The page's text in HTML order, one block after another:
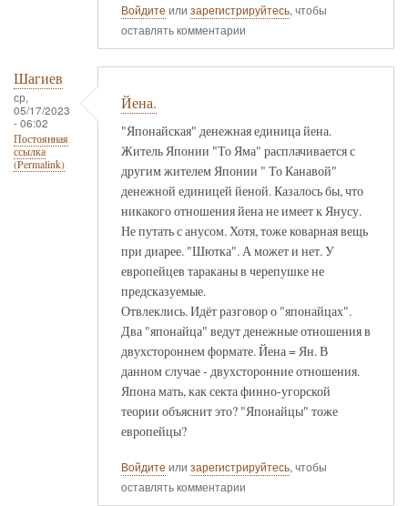
Войдите или зарегистрируйтесь, чтобы
оставлять комментарии
Шагиев
ср,
05/17/2023
- 06:02
Постоянная
ссылка
(Permalink)
Йена.
"Японайская" денежная единица йена.
Житель Японии "То Яма" расплачивается с
другим жителем Японии " То Канавой"
денежной единицей йеной. Казалось бы, что
никакого отношения йена не имеет к Янусу.
Не путать с анусом. Хотя, тоже коварная вещь
при диарее. "Шютка". А может и нет. У
европейцев тараканы в черепушке не
предсказуемые.
Отвлеклись. Идёт разговор о "японайцах".
Два "японайца" ведут денежные отношения в
двухстороннем формате. Йена = Ян. В
данном случае - двухсторонние отношения.
Япона мать, как секта финно-угорской
теории объяснит это? "Японайцы" тоже
европейцы?
Войдите или зарегистрируйтесь, чтобы
оставлять комментарии